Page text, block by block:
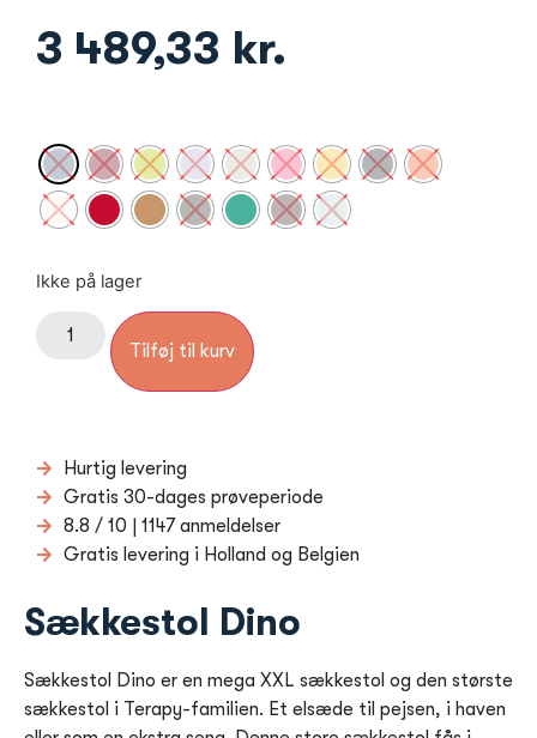
3 489,33 kr.
Ikke på lager
Tilføj til kurv
Hurtig levering
Gratis 30-dages prøveperiode
8.8 / 10 | 1147 anmeldelser
Gratis levering i Holland og Belgien
Sækkestol Dino
Sækkestol Dino er en mega XXL sækkestol og den største
sækkestol i Terapy-familien. Et elsæde til pejsen, i haven